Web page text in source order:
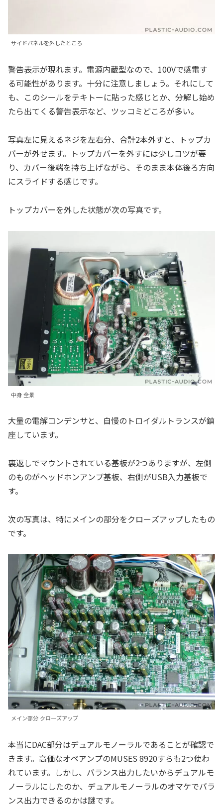
サイドパネルを外したところ
警告表示が現れます。電源内蔵型なので、100Vで感電す
る可能性があります。十分に注意しましょう。それにして
も、このシールをテキトーに貼った感じとか、分解し始め
たら出てくる警告表示など、ツッコミどころが多い。
写真左に見えるネジを左右分、合計2本外すと、トップカ
バーが外せます。トップカバーを外すには少しコツが要
り、カバー後端を持ち上げながら、そのまま本体後ろ方向
にスライドする感じです。
トップカバーを外した状態が次の写真です。
中身 全景
大量の電解コンデンサと、自慢のトロイダルトランスが鎮
座しています。
裏返しでマウントされている基板が2つありますが、左側
のものがヘッドホンアンプ基板、右側がUSB入力基板で
す。
次の写真は、特にメインの部分をクローズアップしたもの
です。
メイン部分 クローズアップ
本当にDAC部分はデュアルモノーラルであることが確認で
きます。高価なオペアンプのMUSES 8920すらも2つ使わ
れています。しかし、バランス出力したいからデュアルモ
ノーラルにしたのか、デュアルモノーラルのオマケでバラ
ンス出力できるのかは謎です。